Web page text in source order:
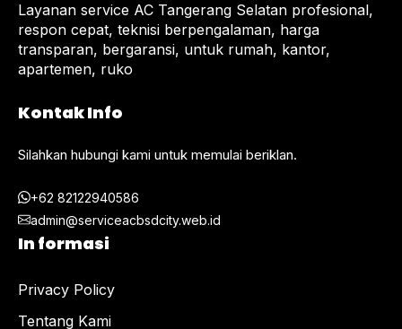
Layanan service AC Tangerang Selatan profesional,
respon cepat, teknisi berpengalaman, harga
transparan, bergaransi, untuk rumah, kantor,
apartemen, ruko
Kontak Info
Silahkan hubungi kami untuk memulai beriklan.
+62 82122940586
admin@serviceacbsdcity.web.id
In formasi
Privacy Policy
Tentang Kami